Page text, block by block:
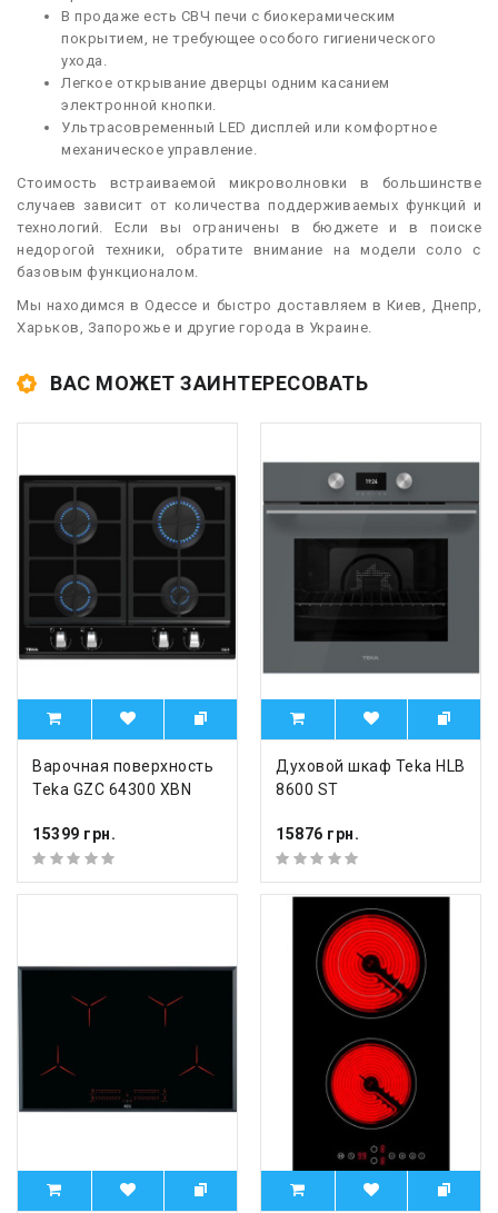
В продаже есть СВЧ печи с биокерамическим
покрытием, не требующее особого гигиенического
ухода.
Легкое открывание дверцы одним касанием
электронной кнопки.
Ультрасовременный LED дисплей или комфортное
механическое управление.
Стоимость встраиваемой микроволновки в большинстве
случаев зависит от количества поддерживаемых функций и
технологий. Если вы ограничены в бюджете и в поиске
недорогой техники, обратите внимание на модели соло с
базовым функционалом.
Мы находимся в Одессе и быстро доставляем в Киев, Днепр,
Харьков, Запорожье и другие города в Украине.
ВАС МОЖЕТ ЗАИНТЕРЕСОВАТЬ
Варочная поверхность
Teka GZC 64300 XBN
15399 грн.
Духовой шкаф Teka HLB
8600 ST
15876 грн.